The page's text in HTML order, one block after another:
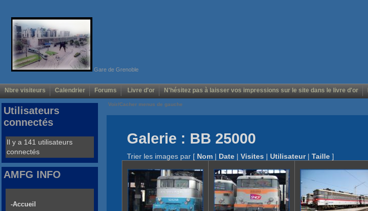
Gare de Grenoble
Nbre visiteurs Calendrier Forums Livre d'or N'hésitez pas à laisser vos impressions sur le site dans le livre d'or
Voir/Cacher menus de gauche
Galerie : BB 25000
Trier les images par [ Nom | Date | Visites | Utilisateur| Taille ]
Utilisateurs
connectés
Il y a 141 utilisateurs
connectés
AMFG INFO
-Accueil